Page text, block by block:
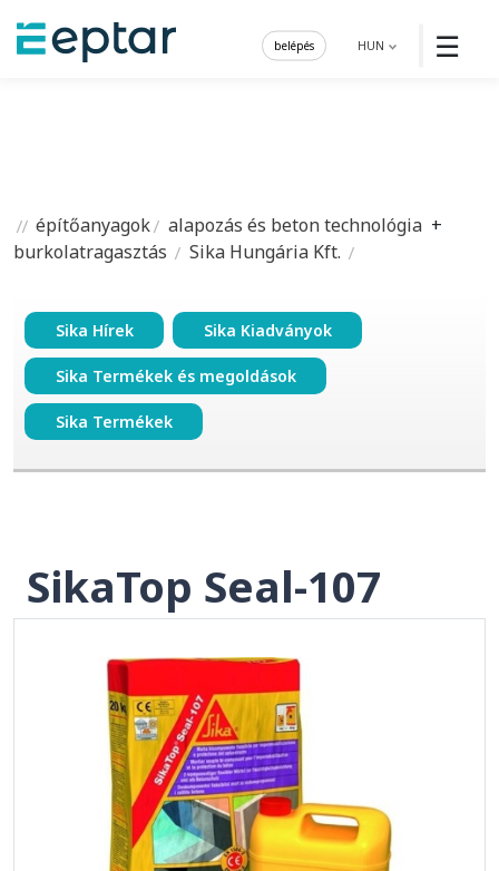
☰
HUN
belépés
építőanyagok alapozás és beton technológia +
burkolatragasztás
Sika Hungária Kft.
Sika Hírek Sika Kiadványok
Sika Termékek és megoldások
Sika Termékek
SikaTop Seal-107